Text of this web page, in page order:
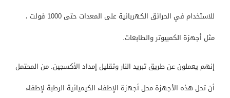
للاستخدام في الحرائق الكهربائية على المعدات حتى 1000 فولت ،
مثل أجهزة الكمبيوتر والطابعات.
إنهم يعملون عن طريق تبريد النار وتقليل إمداد الأكسجين. من المحتمل
أن تحل هذه الأجهزة محل أجهزة الإطفاء الكيميائية الرطبة لإطفاء